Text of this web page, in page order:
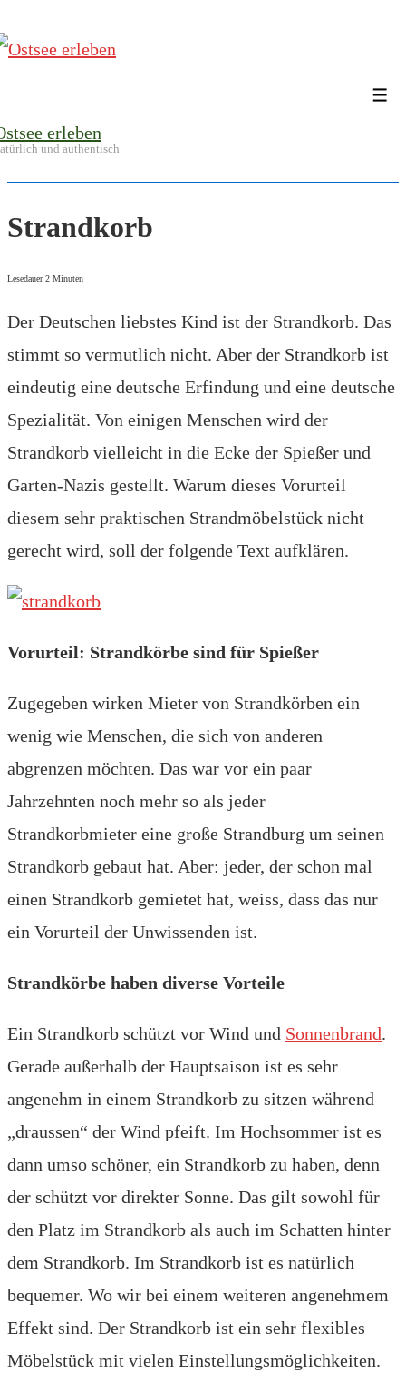
Zum
erleben
und authentisch
Strandkorb
Lesedauer 2 Minuten
Der Deutschen liebstes Kind ist der Strandkorb. Das
stimmt so vermutlich nicht. Aber der Strandkorb ist
eindeutig eine deutsche Erfindung und eine deutsche
Spezialität. Von einigen Menschen wird der
Strandkorb vielleicht in die Ecke der Spießer und
Garten-Nazis gestellt. Warum dieses Vorurteil
diesem sehr praktischen Strandmöbelstück nicht
gerecht wird, soll der folgende Text aufklären.
Vorurteil: Strandkörbe sind für Spießer
Zugegeben wirken Mieter von Strandkörben ein
wenig wie Menschen, die sich von anderen
abgrenzen möchten. Das war vor ein paar
Jahrzehnten noch mehr so als jeder
Strandkorbmieter eine große Strandburg um seinen
Strandkorb gebaut hat. Aber: jeder, der schon mal
einen Strandkorb gemietet hat, weiss, dass das nur
ein Vorurteil der Unwissenden ist.
Strandkörbe haben diverse Vorteile
Ein Strandkorb schützt vor Wind und Sonnenbrand.
Gerade außerhalb der Hauptsaison ist es sehr
angenehm in einem Strandkorb zu sitzen während
„draussen“ der Wind pfeift. Im Hochsommer ist es
dann umso schöner, ein Strandkorb zu haben, denn
der schützt vor direkter Sonne. Das gilt sowohl für
den Platz im Strandkorb als auch im Schatten hinter
dem Strandkorb. Im Strandkorb ist es natürlich
bequemer. Wo wir bei einem weiteren angenehmem
Effekt sind. Der Strandkorb ist ein sehr flexibles
Möbelstück mit vielen Einstellungsmöglichkeiten.